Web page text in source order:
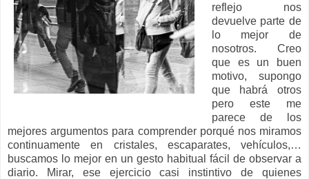
reflejo nos
devuelve parte de
lo mejor de
nosotros. Creo
que es un buen
motivo, supongo
que habrá otros
pero este me
parece de los
mejores argumentos para comprender porqué nos miramos
continuamente en cristales, escaparates, vehículos,…
buscamos lo mejor en un gesto habitual fácil de observar a
diario. Mirar, ese ejercicio casi instintivo de quienes